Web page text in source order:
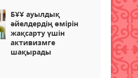
БҰҰ ауылдық
әйелдердің өмірін
жақсарту үшін
активизмге
шақырады